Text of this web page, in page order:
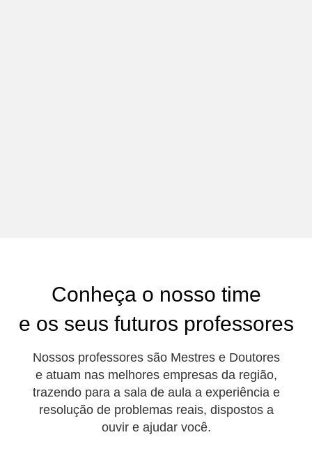
Conheça o nosso time
e os seus futuros professores
Nossos professores são Mestres e Doutores
e atuam nas melhores empresas da região,
trazendo para a sala de aula a experiência e
resolução de problemas reais, dispostos a
ouvir e ajudar você.